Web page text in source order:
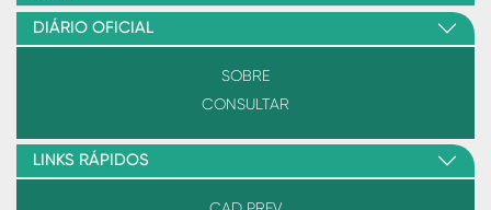
DIÁRIO OFICIAL
SOBRE
CONSULTAR
LINKS RÁPIDOS